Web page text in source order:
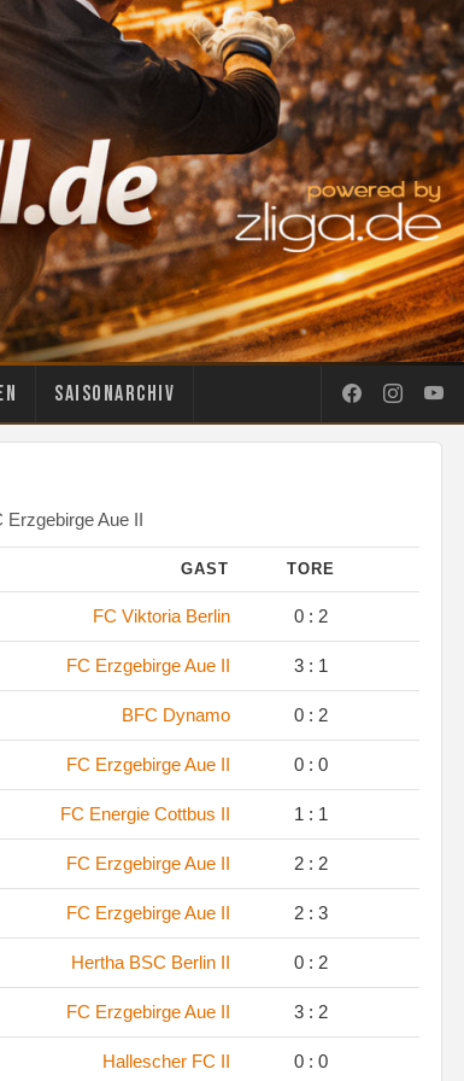
Saisonarchiv
Erzgebirge Aue II
GAST TORE
FC Viktoria Berlin 0 : 2
FC Erzgebirge Aue II 3 : 1
BFC Dynamo 0 : 2
FC Erzgebirge Aue II 0 : 0
FC Energie Cottbus II 1 : 1
FC Erzgebirge Aue II 2 : 2
FC Erzgebirge Aue II 2 : 3
Hertha BSC Berlin II 0 : 2
FC Erzgebirge Aue II 3 : 2
Hallescher FC II 0 : 0